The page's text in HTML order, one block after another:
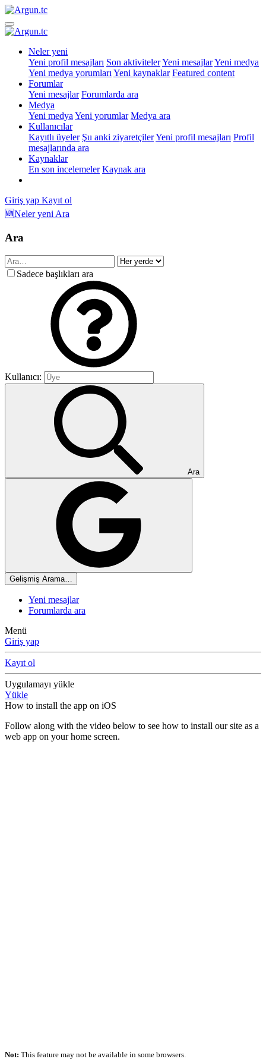
Neler yeni
Yeni profil mesajları Son aktivitelerYeni mesajlarYeni medya
Yeni medya yorumları Yeni kaynaklar Featured content
Forumlar
Yeni mesajlar Forumlarda ara
Medya
Yeni medya Yeni yorumlar Medya ara
Kullanıcılar
Kayıtlı üyeler Şu anki ziyaretçilerYeni profil mesajları Profil
mesajlarında ara
Kaynaklar
En son incelemeler Kaynak ara
Giriş yap Kayıt ol
🆕Neler yeni Ara
Ara
Sadece başlıkları ara
Kullanıcı:
Ara
Gelişmiş Arama…
Yeni mesajlar
Forumlarda ara
Menü
Giriş yap
Kayıt ol
Uygulamayı yükle
Yükle
How to install the app on iOS
Follow along with the video below to see how to install our site as a
web app on your home screen.
Not: This feature may not be available in some browsers.